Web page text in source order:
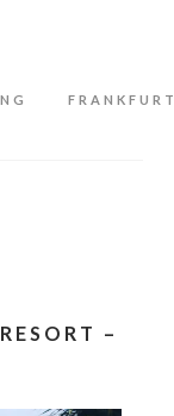
FRANKFURT
–